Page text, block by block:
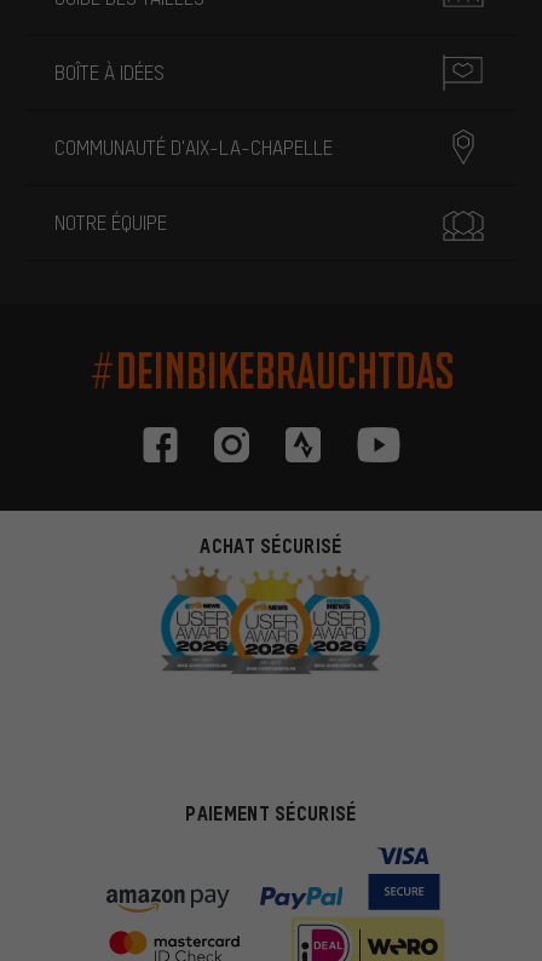
BOÎTE À IDÉES
COMMUNAUTÉ D'AIX-LA-CHAPELLE
NOTRE ÉQUIPE
#DEINBIKEBRAUCHTDAS
ACHAT SÉCURISÉ
PAIEMENT SÉCURISÉ